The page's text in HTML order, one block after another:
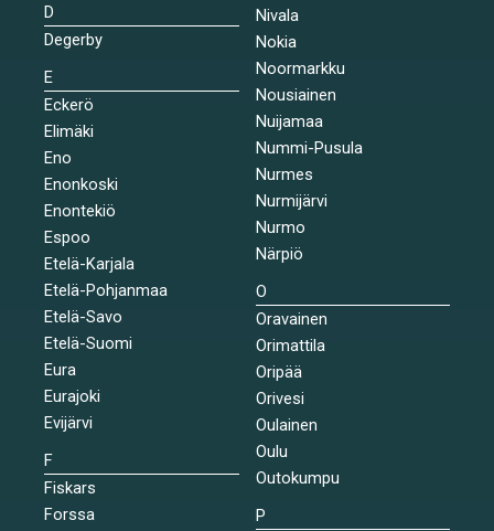
D
Degerby
E
Eckerö
Elimäki
Eno
Enonkoski
Enontekiö
Espoo
Etelä-Karjala
Etelä-Pohjanmaa
Etelä-Savo
Etelä-Suomi
Eura
Eurajoki
Evijärvi
F
Fiskars
Forssa
Nivala
Nokia
Noormarkku
Nousiainen
Nuijamaa
Nummi-Pusula
Nurmes
Nurmijärvi
Nurmo
Närpiö
O
Oravainen
Orimattila
Oripää
Orivesi
Oulainen
Oulu
Outokumpu
P